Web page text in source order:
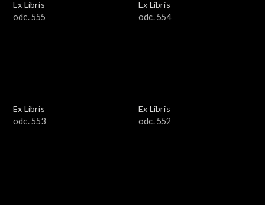
Ex Libris
odc. 555
Ex Libris
odc. 554
Ex Libris
odc. 553
Ex Libris
odc. 552